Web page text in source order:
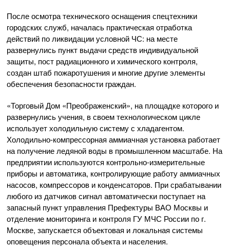
После осмотра технического оснащения спецтехники
городских служб, началась практическая отработка
действий по ликвидации условной ЧС: на месте
развернулись пункт выдачи средств индивидуальной
защиты, пост радиационного и химического контроля,
создан штаб пожаротушения и многие другие элементы
обеспечения безопасности граждан.
«Торговый Дом «Преображенский», на площадке которого и
развернулись учения, в своем технологическом цикле
использует холодильную систему с хладагентом.
Холодильно-компрессорная аммиачная установка работает
на получение ледяной воды в промышленном масштабе. На
предприятии используются контрольно-измерительные
приборы и автоматика, контролирующие работу аммиачных
насосов, компрессоров и конденсаторов. При срабатывании
любого из датчиков сигнал автоматически поступает на
запасный пункт управления Префектуры ВАО Москвы и
отделение мониторинга и контроля ГУ МЧС России по г.
Москве, запускается объектовая и локальная системы
оповещения персонала объекта и населения.